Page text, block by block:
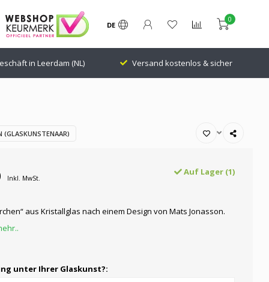
DE
0
in Leerdam (NL) Versand kostenlos & sicher
(GLASKUNSTENAAR)
Inkl. MwSt.
Auf Lager (1)
aus Kristallglas nach einem Design von Mats Jonasson.
unter Ihrer Glaskunst?: